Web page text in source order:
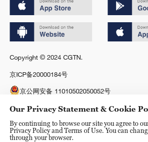
Copyright © 2024 CGTN.
京ICP备20000184号
京公网安备 11010502050052号
Disinformation report hotline: 010-85061466
Our Privacy Statement & Cookie
By continuing to browse our site you agree to
Privacy Policy and Terms of Use. You can
through your browser.